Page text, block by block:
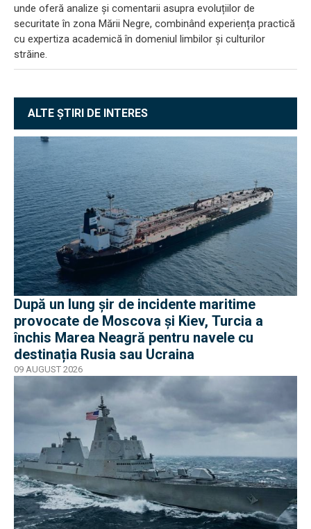
unde oferă analize și comentarii asupra evoluțiilor de
securitate în zona Mării Negre, combinând experiența practică
cu expertiza academică în domeniul limbilor și culturilor
străine.
ALTE ȘTIRI DE INTERES
După un lung șir de incidente maritime
provocate de Moscova și Kiev, Turcia a
închis Marea Neagră pentru navele cu
destinația Rusia sau Ucraina
09 AUGUST 2026